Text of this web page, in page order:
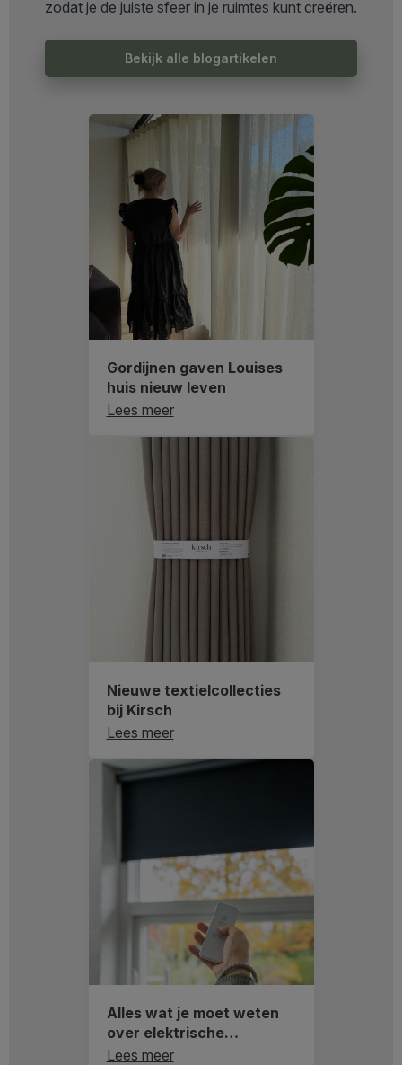
zodat je de juiste sfeer in je ruimtes kunt creëren.
Bekijk alle blogartikelen
Gordijnen gaven Louises
huis nieuw leven
Lees meer
Nieuwe textielcollecties
bij Kirsch
Lees meer
Alles wat je moet weten
over elektrische
raamdecoratie
Lees meer